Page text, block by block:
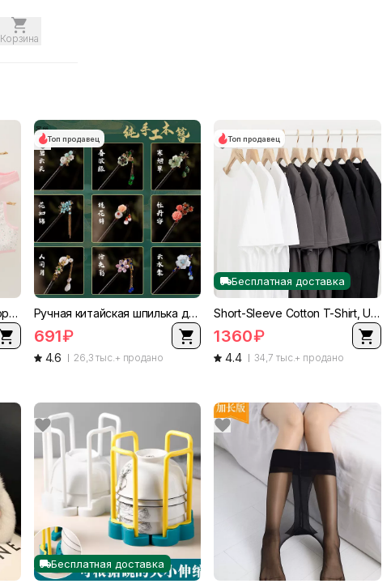
Корзина
Детский хлопковый development жилет для девочек (Guona), 95% хлопок, 5% эластан, размеры 130–160 см
Топ продавец
Ручная китайская шпилька для волос — стиль Ханьфу/Чеонсаму с цветочным узором, 18.4 см, várias цветов
4.6 26,3 тыс.+ продано
691₽
Топ продавец
Бесплатная доставка
Short-Sleeve Cotton T-Shirt, Unisex Body-Friendly Basic Tee, Multiple Colors, S–4XL
4.4 34,7 тыс.+ продано
1360₽
Бесплатная доставка